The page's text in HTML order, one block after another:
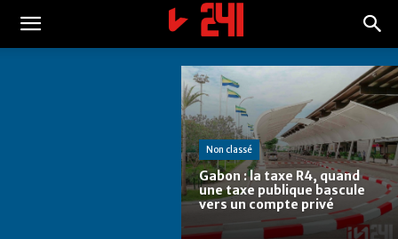
Non classé
Gabon : la taxe R4, quand
une taxe publique bascule
vers un compte privé